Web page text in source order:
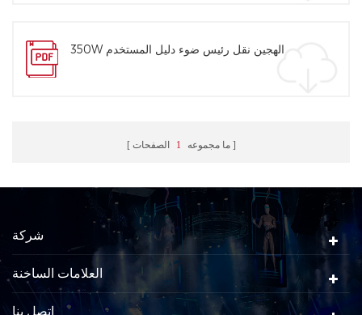
350W الهجين نقل رئيس ضوء دليل المستخدم
ما مجموعه 1 الصفحات
شركة
العلامات الساخنة
اتصل بنا